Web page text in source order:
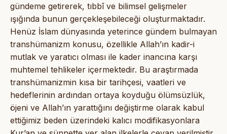
gündeme getirerek, tıbbî ve bilimsel gelişmeler
ışığında bunun gerçekleşebileceği oluşturmaktadır.
Henüz İslam dünyasında yeterince gündem bulmayan
transhümanizm konusu, özellikle Allah’ın kadir-i
mutlak ve yaratıcı olması ile kader inancına karşı
muhtemel tehlikeler içermektedir. Bu araştırmada
transhümanizmin kısa bir tarihçesi, vaatleri ve
hedeflerinin ardından ortaya koyduğu ölümsüzlük,
öjeni ve Allah’ın yarattığını değiştirme olarak kabul
ettiğimiz beden üzerindeki kalıcı modifikasyonlara